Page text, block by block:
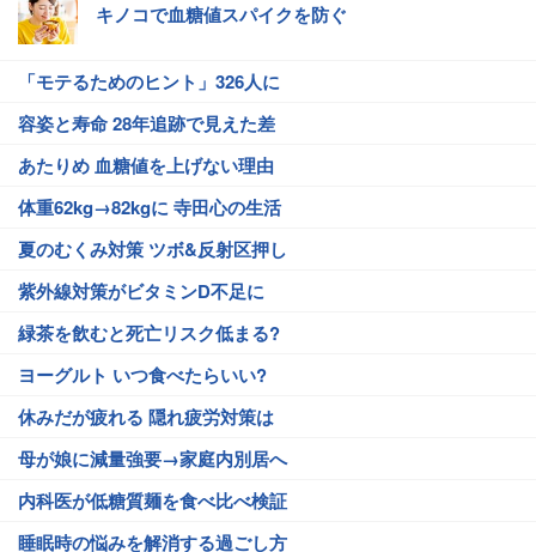
キノコで血糖値スパイクを防ぐ
「モテるためのヒント」326人に
容姿と寿命 28年追跡で見えた差
あたりめ 血糖値を上げない理由
体重62kg→82kgに 寺田心の生活
夏のむくみ対策 ツボ&反射区押し
紫外線対策がビタミンD不足に
緑茶を飲むと死亡リスク低まる?
ヨーグルト いつ食べたらいい?
休みだが疲れる 隠れ疲労対策は
母が娘に減量強要→家庭内別居へ
内科医が低糖質麺を食べ比べ検証
睡眠時の悩みを解消する過ごし方